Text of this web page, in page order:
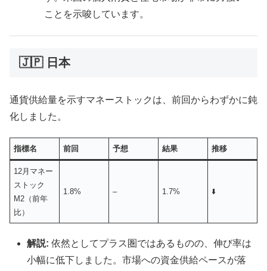
ことを示唆しています。
🇯🇵 日本
通貨供給量を示すマネーストックは、前回からわずかに鈍
化しました。
指標名 前回 予想 結果 推移
12月マネー
ストック
M2（前年
比）
1.8% – 1.7% ⬇️
解説: 依然としてプラス圏ではあるものの、伸び率は
小幅に低下しました。市場への資金供給ペースが落